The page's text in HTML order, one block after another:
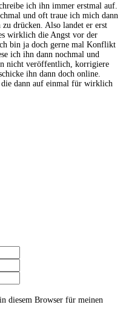
ich ihn immer erstmal auf.
und oft traue ich mich dann
drücken. Also landet er erst
wirklich die Angst vor der
bin ja doch gerne mal Konflikt
ich ihn dann nochmal und
nicht veröffentlich, korrigiere
ihn dann doch online.
die dann auf einmal für wirklich
diesem Browser für meinen